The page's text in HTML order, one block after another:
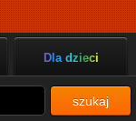
Dla dzieci
szukaj